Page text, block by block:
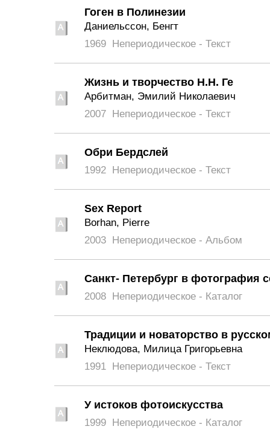
Гоген в Полинезии
Даниельссон, Бенгт
1969 Непериодическое - Текст
Жизнь и творчество Н.Н. Ге
Арбитман, Эмилий Николаевич
2007 Непериодическое - Текст
Обри Бердслей
1992 Непериодическое - Текст
Sex Report
Borhan, Pierre
2003 Непериодическое - Альбом
Санкт- Петербург в фотография
2008 Непериодическое - Каталог
Традиции и новаторство в
Неклюдова, Милица Григорьевна
1991 Непериодическое - Текст
У истоков фотоискусства
1999 Непериодическое - Каталог